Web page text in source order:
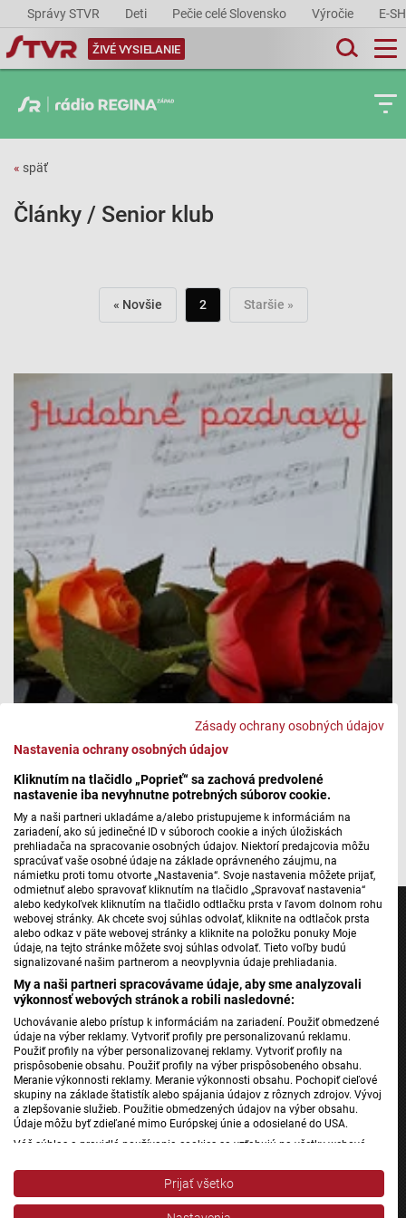
Zásady ochrany osobných údajov
Nastavenia ochrany osobných údajov
Kliknutím na tlačidlo „Poprieť“ sa zachová predvolené
nastavenie iba nevyhnutne potrebných súborov cookie.
My a naši partneri ukladáme a/alebo pristupujeme k informáciám na
zariadení, ako sú jedinečné ID v súboroch cookie a iných úložiskách
prehliadača na spracovanie osobných údajov. Niektorí predajcovia môžu
spracúvať vaše osobné údaje na základe oprávneného záujmu, na
námietku proti tomu otvorte „Nastavenia“. Svoje nastavenia môžete prijať,
odmietnuť alebo spravovať kliknutím na tlačidlo „Spravovať nastavenia“
alebo kedykoľvek kliknutím na tlačidlo odtlačku prsta v ľavom dolnom rohu
webovej stránky. Ak chcete svoj súhlas odvolať, kliknite na odtlačok prsta
alebo odkaz v päte webovej stránky a kliknite na položku ponuky Moje
údaje, na tejto stránke môžete svoj súhlas odvolať. Tieto voľby budú
signalizované našim partnerom a neovplyvnia údaje prehliadania.
My a naši partneri spracovávame údaje, aby sme analyzovali
výkonnosť webových stránok a robili nasledovné:
Uchovávanie alebo prístup k informáciám na zariadení. Použiť obmedzené
údaje na výber reklamy. Vytvoriť profily pre personalizovanú reklamu.
Použiť profily na výber personalizovanej reklamy. Vytvoriť profily na
prispôsobenie obsahu. Použiť profily na výber prispôsobeného obsahu.
Meranie výkonnosti reklamy. Meranie výkonnosti obsahu. Pochopiť cieľové
skupiny na základe štatistík alebo spájania údajov z rôznych zdrojov. Vývoj
a zlepšovanie služieb. Použitie obmedzených údajov na výber obsahu.
Údaje môžu byť zdieľané mimo Európskej únie a odosielané do USA.
Váš súhlas a pravidlá používania cookies sa vzťahujú na všetky webové
Stred, Rádio Regina Západ, Rádio Patria, Rádio Devín, RTVS, Hudobné
pozdravy, Rádio Slovensko, RSI Francais, RSI English, RSI Slovensky, Rádio
Junior, RSI, Rádio Regina Východ, Rádio_FM, RSI Espanol, NEV.
Prijať všetko
Správy STVR Deti Pečie celé Slovensko Výročie E-
ŽIVÉ VYSIELANIE
« späť
Články / Senior klub
« Novšie 2 Staršie »
Objednávka
Jednotka
Dvojka
24
Šport
Správy STVR
Podcasty
Mobilné aplikácie
Rádio Slovensko
Rádio Regina